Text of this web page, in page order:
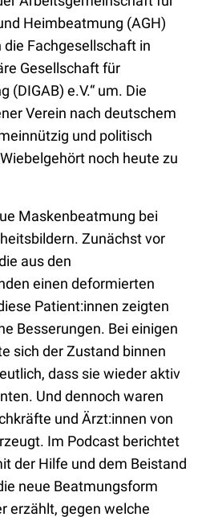
Heimbeatmung (AGH)
Fachgesellschaft in
Gesellschaft für
(DIGAB) e.V.“ um. Die
Verein nach deutschem
und politisch
noch heute zu
Maskenbeatmung bei
Zunächst vor
aus den
einen deformierten
Patient:innen zeigten
Besserungen. Bei einigen
sich der Zustand binnen
dass sie wieder aktiv
Und dennoch waren
und Ärzt:innen von
Im Podcast berichtet
der Hilfe und dem Beistand
neue Beatmungsform
erzählt, gegen welche